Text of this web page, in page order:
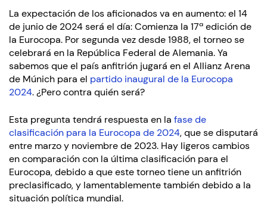
La expectación de los aficionados va en aumento: el 14
de junio de 2024 será el día: Comienza la 17ª edición de
la Eurocopa. Por segunda vez desde 1988, el torneo se
celebrará en la República Federal de Alemania. Ya
sabemos que el país anfitrión jugará en el Allianz Arena
de Múnich para el partido inaugural de la Eurocopa
2024. ¿Pero contra quién será?
Esta pregunta tendrá respuesta en la fase de
clasificación para la Eurocopa de 2024, que se disputará
entre marzo y noviembre de 2023. Hay ligeros cambios
en comparación con la última clasificación para el
Eurocopa, debido a que este torneo tiene un anfitrión
preclasificado, y lamentablemente también debido a la
situación política mundial.